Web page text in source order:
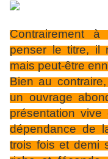
Contrairement
penser le titre, il
mais peut-être
Bien au
un ouvrage
présentation
dépendance de
trois fois et demi